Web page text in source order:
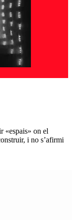
«espais» on el
i no s’afirmi